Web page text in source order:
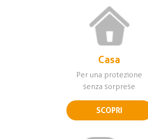
Casa
Per una protezione
senza sorprese
SCOPRI